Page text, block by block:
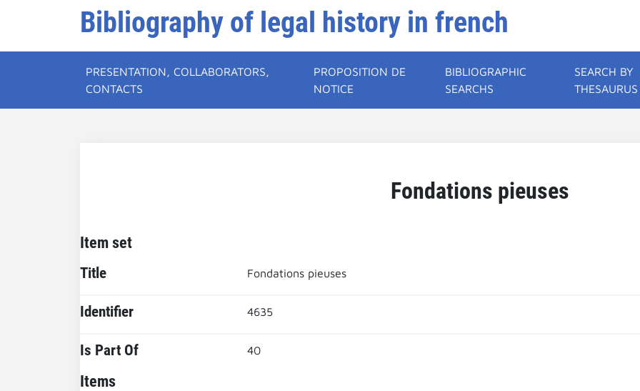
Bibliography of legal history in french
PRESENTATION, COLLABORATORS,
CONTACTS
PROPOSITION DE
NOTICE
BIBLIOGRAPHIC
SEARCHS
SEARCH BY
THESAURUS
Fondations pieuses
Item set
Title Fondations pieuses
Identifier 4635
Is Part Of 40
Items